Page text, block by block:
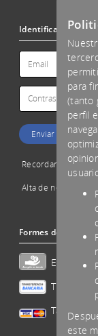
Identificació
Recordar password
Alta de nou client
Formes de
Efectivo
Tarjeta
para
(tanto
perfil
este